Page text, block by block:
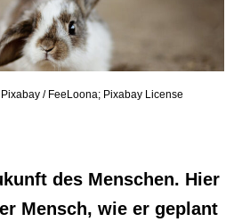
/ FeeLoona; Pixabay License
des Menschen. Hier
Mensch, wie er geplant